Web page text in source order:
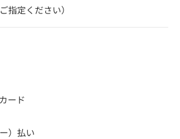
指定ください）
ード
）払い